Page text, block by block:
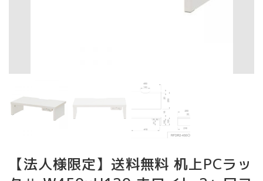
【法人様限定】送料無料 机上PCラッ